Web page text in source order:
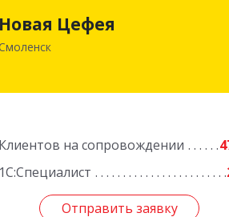
Новая Цефея
Клиентов на сопровождении
1С:Специалист
Отправить заявку
214018, Смоленская обл, Смоленск
Отправить заявку